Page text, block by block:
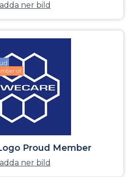
ner bild
Proud Member
ner bild